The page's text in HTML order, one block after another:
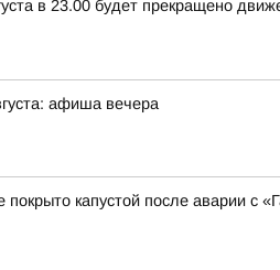
в 23.00 будет прекращено
афиша вечера
капустой после аварии с